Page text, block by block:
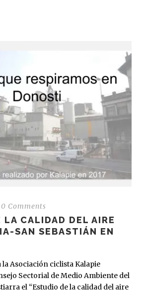
0 Comments
LA CALIDAD DEL AIRE
SAN SEBASTIÁN EN
la Asociación ciclista Kalapie
Sectorial de Medio Ambiente del
el “Estudio de la calidad del aire